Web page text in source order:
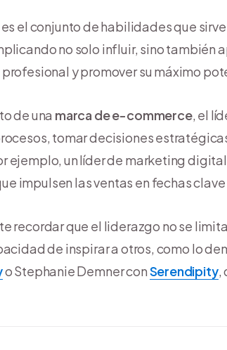
es el conjunto de habilidades que
no solo influir, sino también
y promover su máximo
de una marca de e-commerce, el
tomar decisiones
ejemplo, un líder de marketing
impulsen las ventas en fechas
recordar que el liderazgo no se
de inspirar a otros, como lo
o Stephanie Demner conSerendipity,